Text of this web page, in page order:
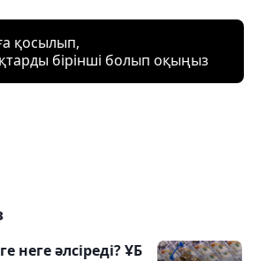
қосылып,
бірінші болып оқыңыз
неге әлсіреді? ҰБ